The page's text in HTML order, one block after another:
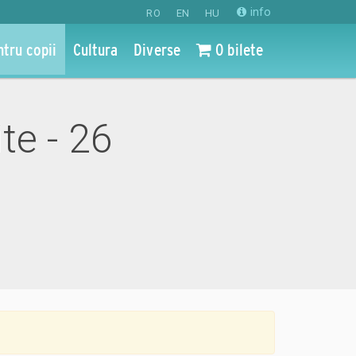
RO EN HU info
copii Cultura Diverse 0 bilete
- 26